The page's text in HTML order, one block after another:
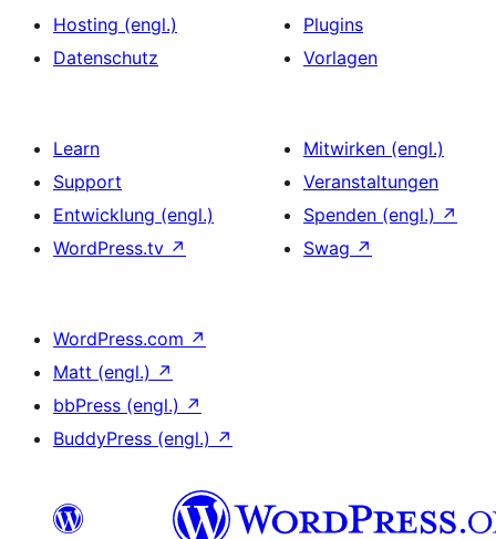
Hosting (engl.)
Datenschutz
Plugins
Vorlagen
Learn
Support
Entwicklung (engl.)
WordPress.tv ↗
Mitwirken (engl.)
Veranstaltungen
Spenden (engl.) ↗
Swag ↗
WordPress.com ↗
Matt (engl.) ↗
bbPress (engl.) ↗
BuddyPress (engl.) ↗